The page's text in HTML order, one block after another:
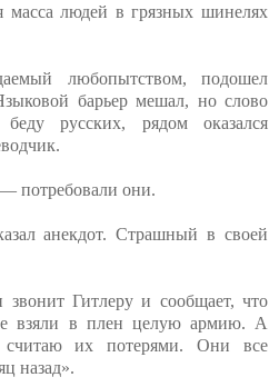
масса людей в грязных шинелях
любопытством, подошел
барьер мешал, но слово
русских, рядом оказался
потребовали они.
анекдот. Страшный в своей
Гитлеру и сообщает, что
взяли в плен целую армию. А
считаю их потерями. Они все
назад».